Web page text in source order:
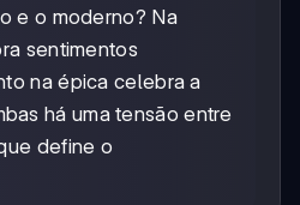
e o moderno? Na
sentimentos
na épica celebra a
há uma tensão entre
define o